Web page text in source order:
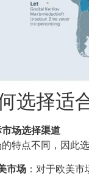
选择适
场选择渠道
特点不同，因此
市场 ：对于欧美市